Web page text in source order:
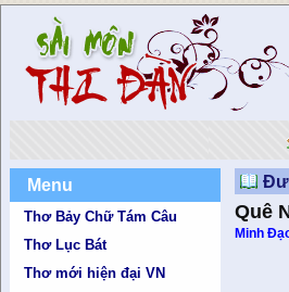
Menu
Thơ Bảy Chữ Tám Câu
Thơ Lục Bát
Thơ mới hiện đại VN
Quê
Minh